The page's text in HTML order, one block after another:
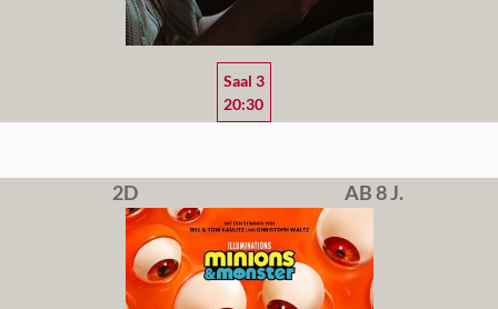
Saal 3
20:30
2D AB 8 J.